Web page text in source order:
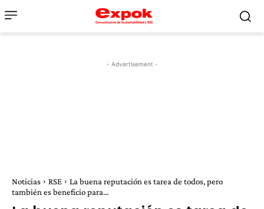
- Advertisement -
Noticias RSE
La buena reputación es tarea de todos, pero
también es beneficio para...